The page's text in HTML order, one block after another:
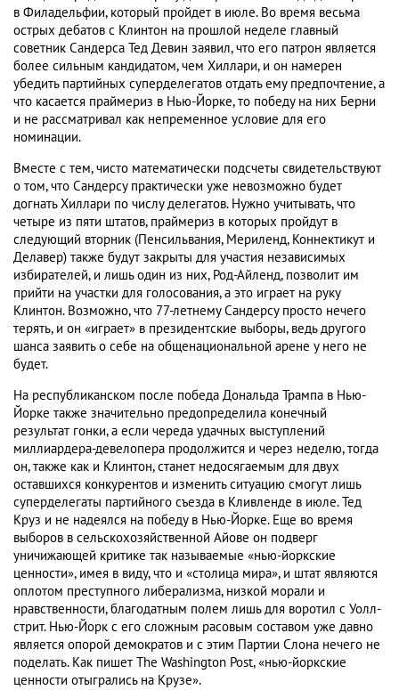
в Филадельфии, который пройдет в июле. Во время весьма
острых дебатов с Клинтон на прошлой неделе главный
советник Сандерса Тед Девин заявил, что его патрон является
более сильным кандидатом, чем Хиллари, и он намерен
убедить партийных суперделегатов отдать ему предпочтение, а
что касается праймериз в Нью-Йорке, то победу на них Берни
и не рассматривал как непременное условие для его
номинации.
Вместе с тем, чисто математически подсчеты свидетельствуют
о том, что Сандерсу практически уже невозможно будет
догнать Хиллари по числу делегатов. Нужно учитывать, что
четыре из пяти штатов, праймериз в которых пройдут в
следующий вторник (Пенсильвания, Мериленд, Коннектикут и
Делавер) также будут закрыты для участия независимых
избирателей, и лишь один из них, Род-Айленд, позволит им
прийти на участки для голосования, а это играет на руку
Клинтон. Возможно, что 77-летнему Сандерсу просто нечего
терять, и он «играет» в президентские выборы, ведь другого
шанса заявить о себе на общенациональной арене у него не
будет.
На республиканском после победа Дональда Трампа в Нью-
Йорке также значительно предопределила конечный
результат гонки, а если череда удачных выступлений
миллиардера-девелопера продолжится и через неделю, тогда
он, также как и Клинтон, станет недосягаемым для двух
оставшихся конкурентов и изменить ситуацию смогут лишь
суперделегаты партийного съезда в Кливленде в июле. Тед
Круз и не надеялся на победу в Нью-Йорке. Еще во время
выборов в сельскохозяйственной Айове он подверг
уничижающей критике так называемые «нью-йоркские
ценности», имея в виду, что и «столица мира», и штат являются
оплотом преступного либерализма, низкой морали и
нравственности, благодатным полем лишь для воротил с Уолл-
стрит. Нью-Йорк с его сложным расовым составом уже давно
является опорой демократов и с этим Партии Слона нечего не
поделать. Как пишет The Washington Post, «нью-йоркские
ценности отыгрались на Крузе».